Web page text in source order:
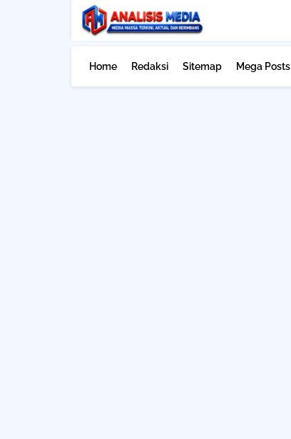
Home Redaksi Sitemap Mega Posts